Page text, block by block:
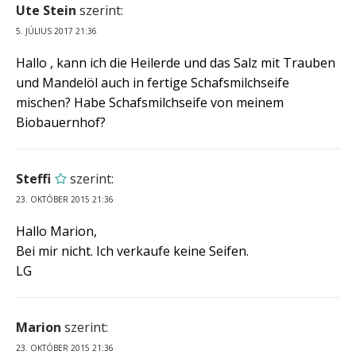
Ute Stein szerint:
5. JÚLIUS 2017 21:36
Hallo , kann ich die Heilerde und das Salz mit Trauben
und Mandelöl auch in fertige Schafsmilchseife
mischen? Habe Schafsmilchseife von meinem
Biobauernhof?
Steffi szerint:
23. OKTÓBER 2015 21:36
Hallo Marion,
Bei mir nicht. Ich verkaufe keine Seifen.
LG
Marion szerint:
23. OKTÓBER 2015 21:36